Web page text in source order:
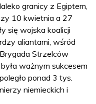
granicy z Egiptem,
10 kwietnia a 27
się wojska koalicji
aliantami, wśród
Strzelców
ważnym sukcesem
ponad 3 tys.
niemieckich i